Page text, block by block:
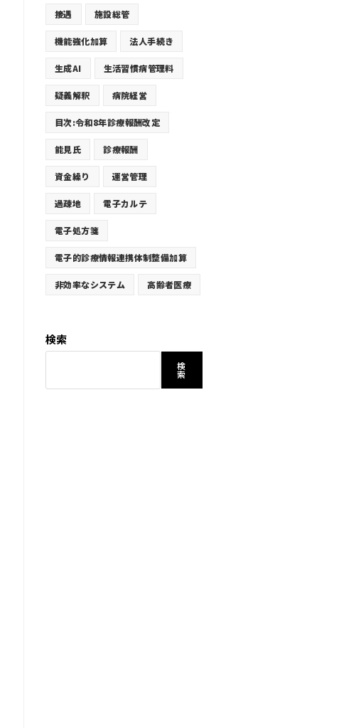
接遇 施設総管
機能強化加算 法人手続き
生成AI 生活習慣病管理料
疑義解釈 病院経営
目次:令和8年診療報酬改定
能見氏 診療報酬
資金繰り 運営管理
過疎地 電子カルテ
電子処方箋
電子的診療情報連携体制整備加算
非効率なシステム 高齢者医療
検索
検
索